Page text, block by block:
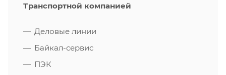
Транспортной компанией
Деловые линии
Байкал-сервис
ПЭК